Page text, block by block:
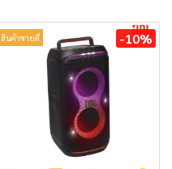
สินค้าขายดี -10%